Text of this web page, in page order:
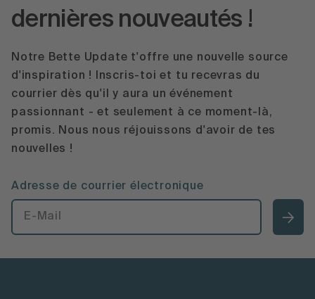
dernières nouveautés !
Notre Bette Update t'offre une nouvelle source
d'inspiration ! Inscris-toi et tu recevras du
courrier dès qu'il y aura un événement
passionnant - et seulement à ce moment-là,
promis. Nous nous réjouissons d'avoir de tes
nouvelles !
Adresse de courrier électronique